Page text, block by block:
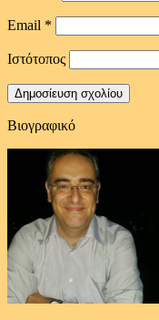
Email *
Ιστότοπος
Βιογραφικό